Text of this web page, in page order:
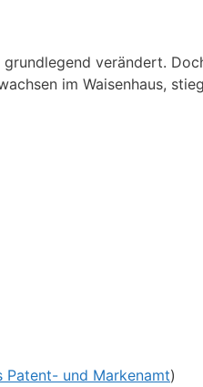
verändert.
im Waisenhaus,
Patent- und Markenamt)